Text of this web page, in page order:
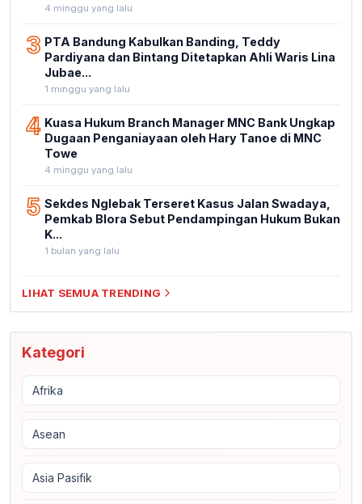
4 minggu yang lalu
3 PTA Bandung Kabulkan Banding, Teddy
Pardiyana dan Bintang Ditetapkan Ahli Waris Lina
Jubae...
1 minggu yang lalu
4 Kuasa Hukum Branch Manager MNC Bank Ungkap
Dugaan Penganiayaan oleh Hary Tanoe di MNC
Towe
4 minggu yang lalu
5 Sekdes Nglebak Terseret Kasus Jalan Swadaya,
Pemkab Blora Sebut Pendampingan Hukum Bukan
K...
1 bulan yang lalu
LIHAT SEMUA TRENDING
Kategori
Afrika
Asean
Asia Pasifik